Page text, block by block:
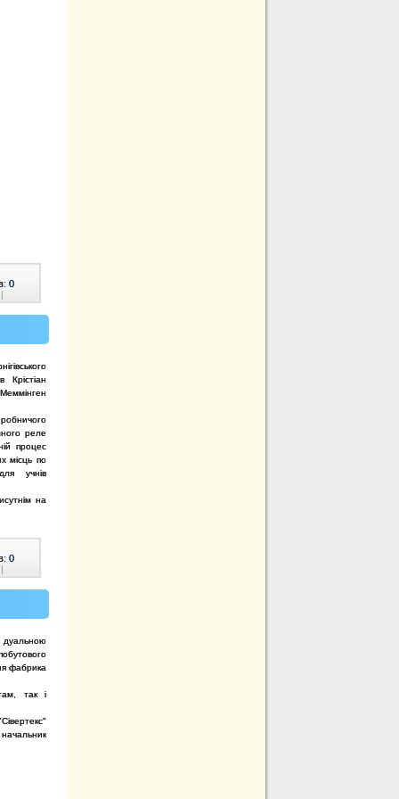
0
|
Крістіан
реле
процес
місць по
учнів
на
0
|
фабрика
так і